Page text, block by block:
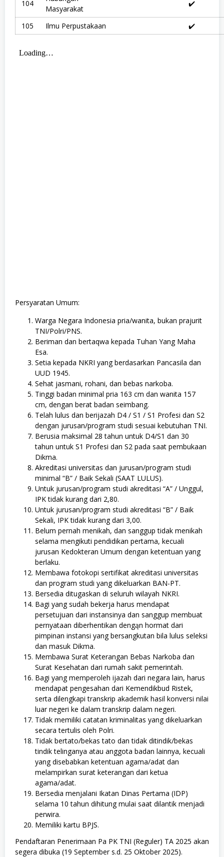
104
Masyarakat
✔️
105 Ilmu Perpustakaan ✔️
Persyaratan Umum:
Warga Negara Indonesia pria/wanita, bukan prajurit
TNI/Polri/PNS.
Beriman dan bertaqwa kepada Tuhan Yang Maha
Esa.
Setia kepada NKRI yang berdasarkan Pancasila dan
UUD 1945.
Sehat jasmani, rohani, dan bebas narkoba.
Tinggi badan minimal pria 163 cm dan wanita 157
cm, dengan berat badan seimbang.
Telah lulus dan berijazah D4 / S1 / S1 Profesi dan S2
dengan jurusan/program studi sesuai kebutuhan TNI.
Berusia maksimal 28 tahun untuk D4/S1 dan 30
tahun untuk S1 Profesi dan S2 pada saat pembukaan
Dikma.
Akreditasi universitas dan jurusan/program studi
minimal “B” / Baik Sekali (SAAT LULUS).
Untuk jurusan/program studi akreditasi “A” / Unggul,
IPK tidak kurang dari 2,80.
Untuk jurusan/program studi akreditasi “B” / Baik
Sekali, IPK tidak kurang dari 3,00.
Belum pernah menikah, dan sanggup tidak menikah
selama mengikuti pendidikan pertama, kecuali
jurusan Kedokteran Umum dengan ketentuan yang
berlaku.
Membawa fotokopi sertifikat akreditasi universitas
dan program studi yang dikeluarkan BAN-PT.
Bersedia ditugaskan di seluruh wilayah NKRI.
Bagi yang sudah bekerja harus mendapat
persetujuan dari instansinya dan sanggup membuat
pernyataan diberhentikan dengąn hormat dari
pimpinan instansi yang bersangkutan bila lulus seleksi
dan masuk Dikma.
Membawa Surat Keterangan Bebas Narkoba dan
Surat Kesehatan dari rumah sakit pemerintah.
Bagi yang memperoleh ijazah dari negara lain, harus
mendapat pengesahan dari Kemendikbud Ristek,
serta dilengkapi transkrip akademik hasil konversi nilai
luar negeri ke dalam transkrip dalam negeri.
Tidak memiliki catatan kriminalitas yang dikeluarkan
secara tertulis oleh Polri.
Tidak bertato/bekas tato dan tidak ditindik/bekas
tindik telinganya atau anggota badan lainnya, kecuali
yang disebabkan ketentuan agama/adat dan
melampirkan surat keterangan dari ketua
agama/adat.
Bersedia menjalani Ikatan Dinas Pertama (IDP)
selama 10 tahun dihitung mulai saat dilantik menjadi
perwira.
Memiliki kartu BPJS.
Pendaftaran Penerimaan Pa PK TNI (Reguler) TA 2025 akan
segera dibuka (19 September s.d. 25 Oktober 2025).